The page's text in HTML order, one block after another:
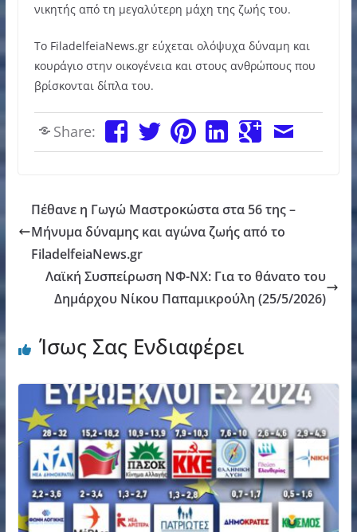
νικητής από τη μεγαλύτερη μάχη της ζωής του.
Το FiladelfeiaNews.gr εύχεται ολόψυχα δύναμη και
κουράγιο στην οικογένεια και στους ανθρώπους που
βρίσκονται δίπλα του.
Share:
Πέθανε η Γωγώ Μαστροκώστα στα 56 της –
Μήνυμα δύναμης και αγώνα ζωής από το
FiladelfeiaNews.gr
Λαϊκή Συσπείρωση ΝΦ-ΝΧ: Για το θάνατο του
Δημάρχου Νίκου Παπαμικρούλη (25/5/2026)
Ίσως Σας Ενδιαφέρει